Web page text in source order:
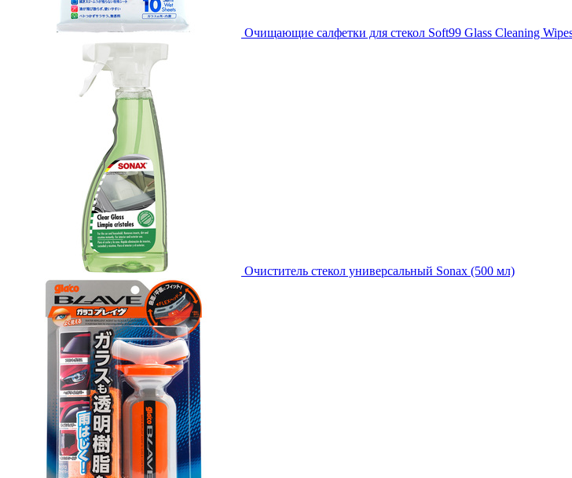
Очищающие салфетки для стекол Soft99 Glass Cleaning
Очиститель стекол универсальный Sonax (500 мл)